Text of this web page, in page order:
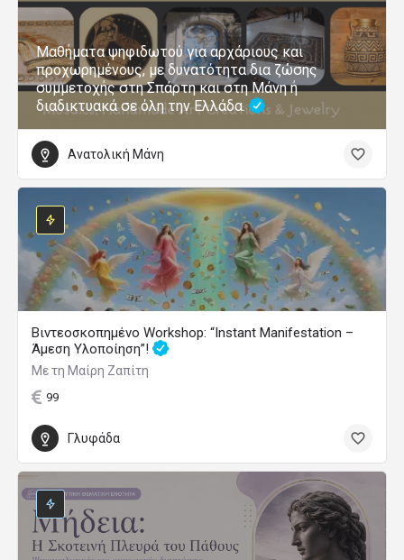
Μαθήματα ψηφιδωτού για αρχάριους και
προχωρημένους, με δυνατότητα δια ζώσης
συμμετοχής στη Σπάρτη και στη Μάνη ή
διαδικτυακά σε όλη την Ελλάδα.
Ανατολική Μάνη
Βιντεοσκοπημένο Workshop: “Instant Manifestation –
Άμεση Υλοποίηση”!
Με τη Μαίρη Ζαπίτη
99
Γλυφάδα